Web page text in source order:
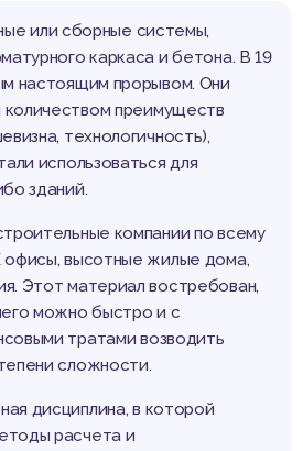
или сборные системы,
каркаса и бетона. В 19
настоящим прорывом. Они
преимуществ
технологичность),
использоваться для
зданий.
компании по всему
высотные жилые дома,
Этот материал востребован,
можно быстро и с
тратами возводить
сложности.
дисциплина, в которой
расчета и